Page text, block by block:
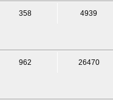
358 4939
962 26470